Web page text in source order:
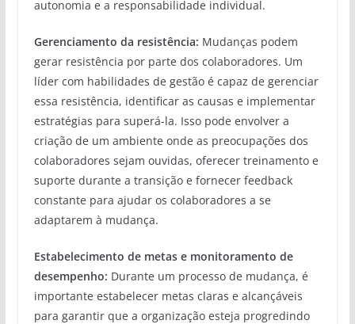
autonomia e a responsabilidade individual.
Gerenciamento da resistência: Mudanças podem
gerar resistência por parte dos colaboradores. Um
líder com habilidades de gestão é capaz de gerenciar
essa resistência, identificar as causas e implementar
estratégias para superá-la. Isso pode envolver a
criação de um ambiente onde as preocupações dos
colaboradores sejam ouvidas, oferecer treinamento e
suporte durante a transição e fornecer feedback
constante para ajudar os colaboradores a se
adaptarem à mudança.
Estabelecimento de metas e monitoramento de
desempenho: Durante um processo de mudança, é
importante estabelecer metas claras e alcançáveis
para garantir que a organização esteja progredindo